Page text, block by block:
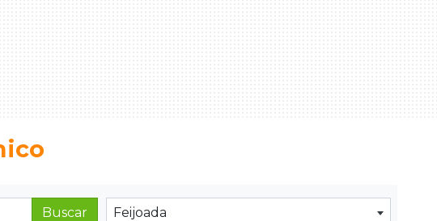
Buscar Feijoada